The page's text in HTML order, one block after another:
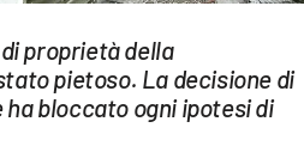
proprietà della
pietoso. La decisione di
bloccato ogni ipotesi di